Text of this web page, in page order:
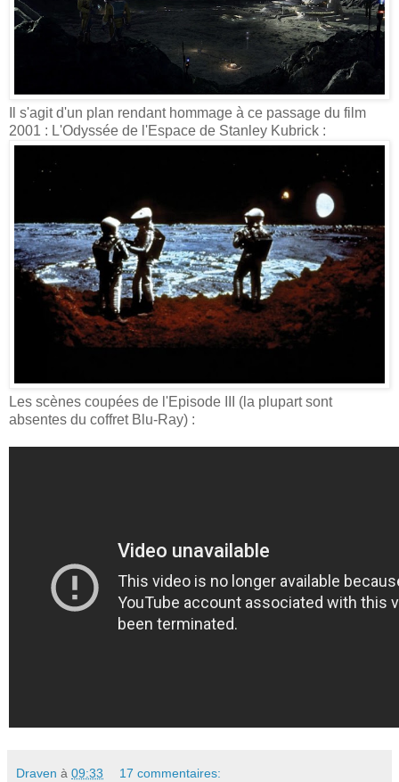
Il s'agit d'un plan rendant hommage à ce passage du film
2001 : L'Odyssée de l'Espace de Stanley Kubrick :
Les scènes coupées de l'Episode III (la plupart sont
absentes du coffret Blu-Ray) :
Draven à 09:33 17 commentaires: